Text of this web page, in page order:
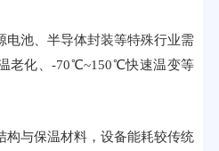
电池、半导体封装等特殊行业需
老化、-70℃~150℃快速温变等
构与保温材料，设备能耗较传统